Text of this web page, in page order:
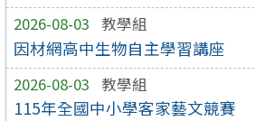
2026-08-03 教學組
因材網高中生物自主學習講座
2026-08-03 教學組
115年全國中小學客家藝文競賽